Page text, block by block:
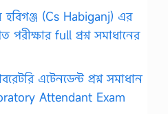
হবিগঞ্জ (Cs Habiganj) এর
পরীক্ষার full প্রশ্ন সমাধানের
এটেনডেন্ট প্রশ্ন সমাধান
Attendant Exam